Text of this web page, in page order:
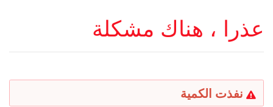
عذرا ، هناك مشكلة
نفذت الكمية